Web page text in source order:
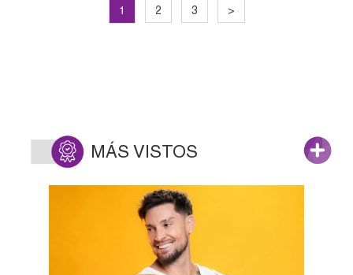
1 2 3 >
MÁS VISTOS